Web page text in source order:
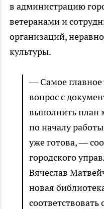
в администрацию
ветеранами и
организаций,
культуры.
— Самое
вопрос с
выполнить план
по началу
уже готова, —
городского
Вячеслав
новая